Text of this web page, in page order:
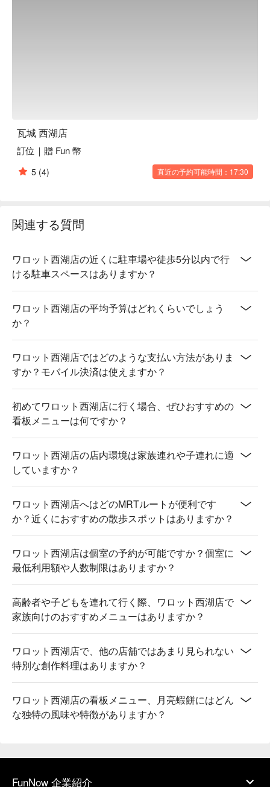
瓦城 西湖店
訂位｜贈 Fun 幣
5 (4) 直近の予約可能時間：17:30
関連する質問
ワロット西湖店の近くに駐車場や徒歩5分以内で行
ける駐車スペースはありますか？
ワロット西湖店の平均予算はどれくらいでしょう
か？
ワロット西湖店ではどのような支払い方法がありま
すか？モバイル決済は使えますか？
初めてワロット西湖店に行く場合、ぜひおすすめの
看板メニューは何ですか？
ワロット西湖店の店内環境は家族連れや子連れに適
していますか？
ワロット西湖店へはどのMRTルートが便利です
か？近くにおすすめの散歩スポットはありますか？
ワロット西湖店は個室の予約が可能ですか？個室に
最低利用額や人数制限はありますか？
高齢者や子どもを連れて行く際、ワロット西湖店で
家族向けのおすすめメニューはありますか？
ワロット西湖店で、他の店舗ではあまり見られない
特別な創作料理はありますか？
ワロット西湖店の看板メニュー、月亮蝦餅にはどん
な独特の風味や特徴がありますか？
FunNow 企業紹介